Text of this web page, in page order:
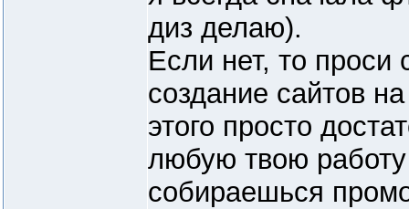
диз делаю).
Если нет, то проси
создание сайтов
этого просто
любую твою работу
собираешься